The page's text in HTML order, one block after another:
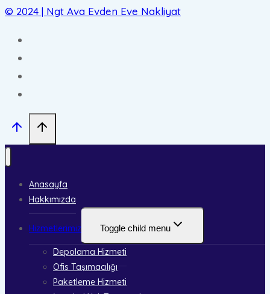
© 2024 | Ngt Ava Evden Eve Nakliyat
Anasayfa
Hakkımızda
Hizmetlerimiz Toggle child menu
Depolama Hizmeti
Ofis Taşımacılığı
Paketleme Hizmeti